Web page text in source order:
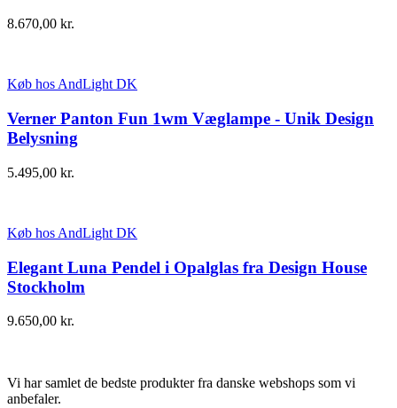
8.670,00 kr.
Køb hos AndLight DK
Verner Panton Fun 1wm Væglampe - Unik Design
Belysning
5.495,00 kr.
Køb hos AndLight DK
Elegant Luna Pendel i Opalglas fra Design House
Stockholm
9.650,00 kr.
Vi har samlet de bedste produkter fra danske webshops som vi
anbefaler.